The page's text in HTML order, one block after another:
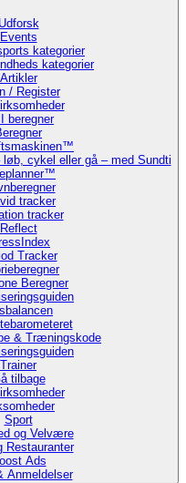
Udforsk
Events
kategorier
kategorier
Artikler
/ Register
beregner
cykel eller gå – med Sundti
Gravid tracker
tracker
Reflect
Tracker
Beregner
& Træningskode
Trainer
tilbage
Sport
og Velvære
Restauranter
Ads
Anmeldelser